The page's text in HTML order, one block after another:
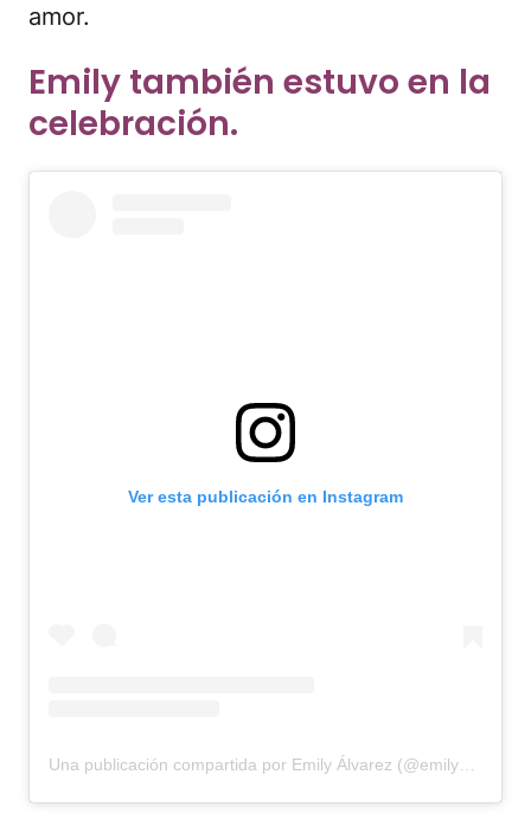
amor.
Emily también estuvo en la
celebración.
Ver esta publicación en Instagram